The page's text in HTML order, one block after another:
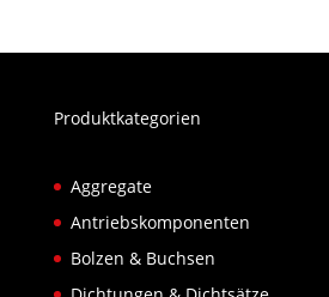
Produktkategorien
Aggregate
Antriebskomponenten
Bolzen & Buchsen